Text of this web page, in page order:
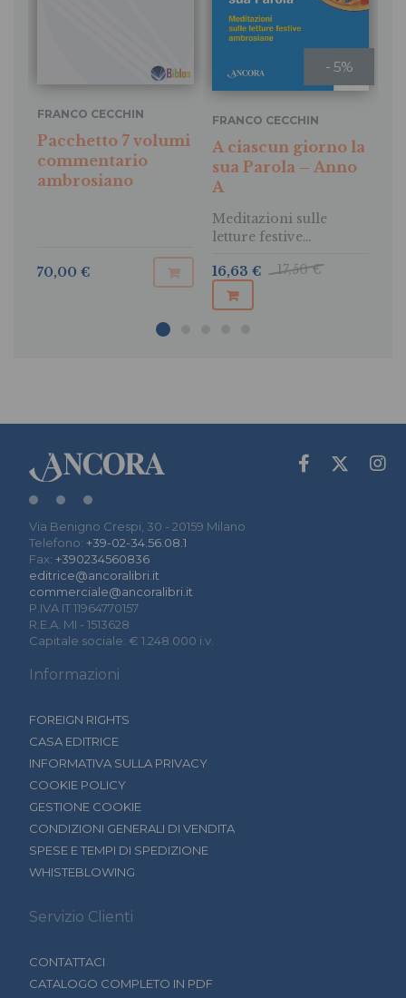
FRANCO CECCHIN
Pacchetto 7 volumi
commentario
ambrosiano
70,00 €
- 5%
FRANCO CECCHIN
A ciascun giorno la
sua Parola – Anno
A
Meditazioni sulle
letture festive
17,50 €
16,63 €
Via Benigno Crespi, 30 - 20159 Milano
Telefono: +39-02-34.56.08.1
Fax: +390234560836
editrice@ancoralibri.it
commerciale@ancoralibri.it
P.IVA IT 11964770157
R.E.A. MI - 1513628
Capitale sociale: € 1.248.000 i.v.
Informazioni
FOREIGN RIGHTS
CASA EDITRICE
INFORMATIVA SULLA PRIVACY
COOKIE POLICY
GESTIONE COOKIE
CONDIZIONI GENERALI DI VENDITA
SPESE E TEMPI DI SPEDIZIONE
WHISTEBLOWING
Servizio Clienti
CONTATTACI
CATALOGO COMPLETO IN PDF